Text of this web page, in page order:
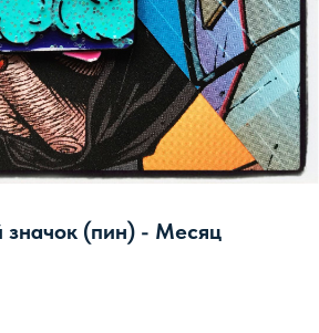
значок (пин) - Месяц